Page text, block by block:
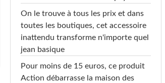
On le trouve à tous les prix et dans
toutes les boutiques, cet accessoire
inattendu transforme n'importe quel
jean basique
Pour moins de 15 euros, ce produit
Action débarrasse la maison des